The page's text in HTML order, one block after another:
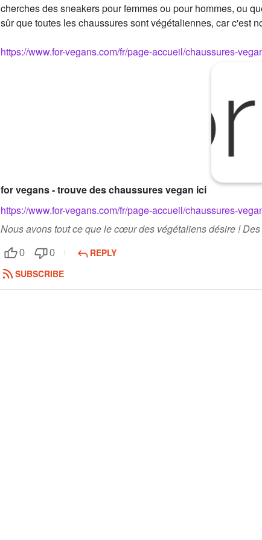
cherches des sneakers pour femmes ou pour hommes, ou
sûr que toutes les chaussures sont végétaliennes, car c'est
https://www.for-vegans.com/fr/page-accueil/chaussures-
for vegans - trouve des chaussures vegan ici
https://www.for-vegans.com/fr/page-accueil/chaussures-
Nous avons tout ce que le cœur des végétaliens désire !
0 0
REPLY
SUBSCRIBE